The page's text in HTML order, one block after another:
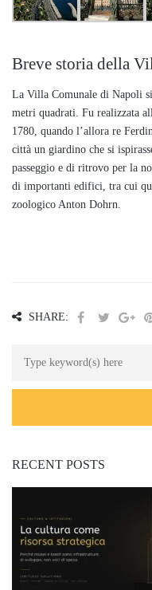
Breve storia della
La Villa Comunale di Napoli
metri quadrati. Fu realizzata
1780, quando l’allora re
città un giardino che si
passeggio e di ritrovo per la
di importanti edifici, tra cui
zoologico Anton Dohrn.
SHARE:
RECENT POSTS